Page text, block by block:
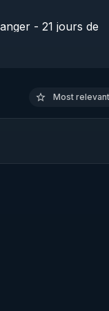
- 21 jours de
jus Kuvings
Thierry
Most